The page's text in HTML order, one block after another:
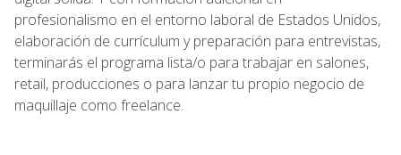
profesionalismo en el entorno laboral de Estados Unidos,
elaboración de currículum y preparación para entrevistas,
terminarás el programa lista/o para trabajar en salones,
retail, producciones o para lanzar tu propio negocio de
maquillaje como freelance.